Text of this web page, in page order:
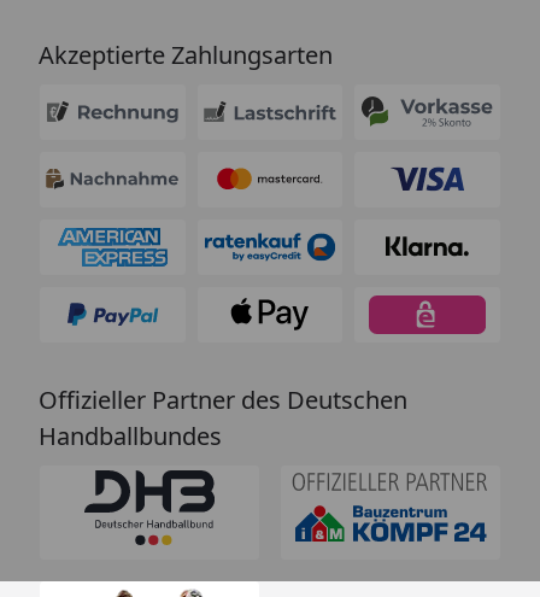
Akzeptierte Zahlungsarten
Offizieller Partner des Deutschen
Handballbundes